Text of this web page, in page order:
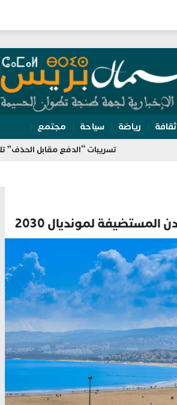
ثقافة رياضة سياحة مجتمع
تسريبات “الدفع مقابل الحذف” تلاحق